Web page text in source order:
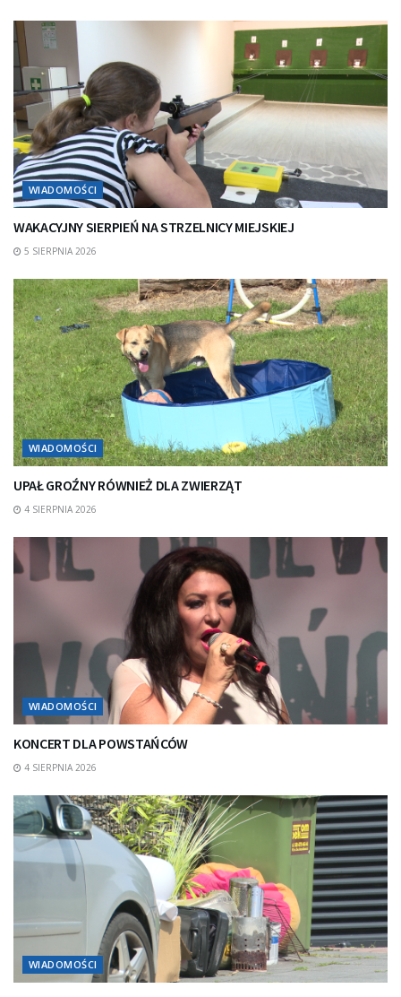
WIADOMOŚCI
WAKACYJNY SIERPIEŃ NA STRZELNICY MIEJSKIEJ
5 SIERPNIA 2026
WIADOMOŚCI
UPAŁ GROŹNY RÓWNIEŻ DLA ZWIERZĄT
4 SIERPNIA 2026
WIADOMOŚCI
KONCERT DLA POWSTAŃCÓW
4 SIERPNIA 2026
WIADOMOŚCI